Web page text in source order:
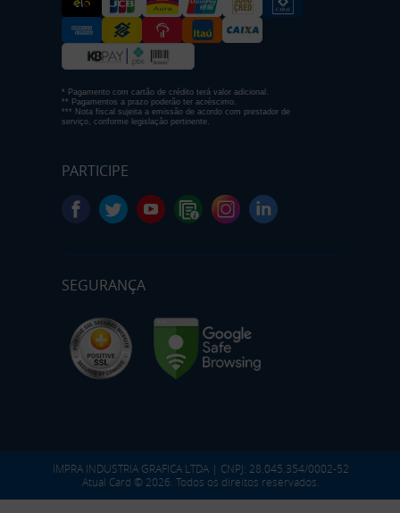
* Pagamento com cartão de crédito terá valor adicional.
** Pagamentos a prazo poderão ter acréscimo.
*** Nota fiscal sujeita a emissão de acordo com prestador de
serviço, conforme legislação pertinente.
PARTICIPE
SEGURANÇA
IMPRA INDUSTRIA GRAFICA LTDA | CNPJ: 28.045.354/0002-52
Atual Card © 2026. Todos os direitos reservados.